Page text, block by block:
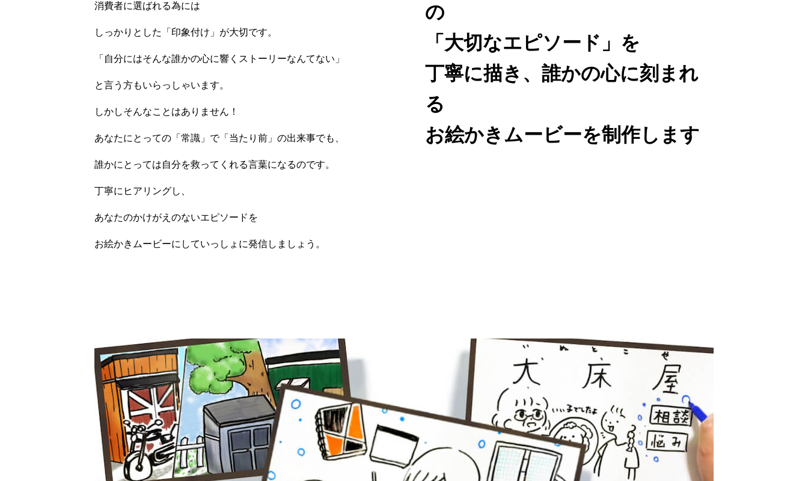
「大切なエピソード」を
丁寧に描き、誰かの心に刻まれ
る
お絵かきムービーを制作します
消費者に選ばれる為には
しっかりとした「印象付け」が大切です。
「自分にはそんな誰かの心に響くストーリーなんてない」
と言う方もいらっしゃいます。
しかしそんなことはありません！
あなたにとっての「常識」で「当たり前」の出来事でも、
誰かにとっては自分を救ってくれる言葉になるのです。
丁寧にヒアリングし、
あなたのかけがえのないエピソードを
お絵かきムービーにしていっしょに発信しましょう。